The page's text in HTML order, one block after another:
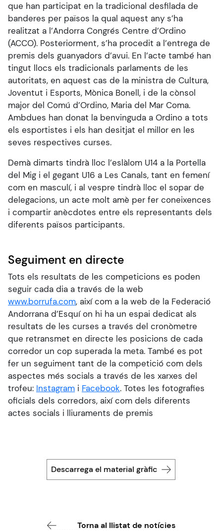
que han participat en la tradicional desfilada de
banderes per països la qual aquest any s’ha
realitzat a l’Andorra Congrés Centre d’Ordino
(ACCO). Posteriorment, s’ha procedit a l’entrega de
premis dels guanyadors d’avui. En l’acte també han
tingut llocs els tradicionals parlaments de les
autoritats, en aquest cas de la ministra de Cultura,
Joventut i Esports, Mònica Bonell, i de la cònsol
major del Comú d’Ordino, Maria del Mar Coma.
Ambdues han donat la benvinguda a Ordino a tots
els esportistes i els han desitjat el millor en les
seves respectives curses.
Demà dimarts tindrà lloc l’eslàlom U14 a la Portella
del Mig i el gegant U16 a Les Canals, tant en femení
com en masculí, i al vespre tindrà lloc el sopar de
delegacions, un acte molt amè per fer coneixences
i compartir anècdotes entre els representants dels
diferents països participants.
Seguiment en directe
Tots els resultats de les competicions es poden
seguir cada dia a través de la web
www.borrufa.com, així com a la web de la Federació
Andorrana d’Esquí on hi ha un espai dedicat als
resultats de les curses a través del cronòmetre
que retransmet en directe les posicions de cada
corredor un cop superada la meta. També es pot
fer un seguiment tant de la competició com dels
aspectes més socials a través de les xarxes del
trofeu: Instagram i Facebook. Totes les fotografies
oficials dels corredors, així com dels diferents
actes socials i lliuraments de premis
Descarrega el material gràfic
Torna al llistat de notícies